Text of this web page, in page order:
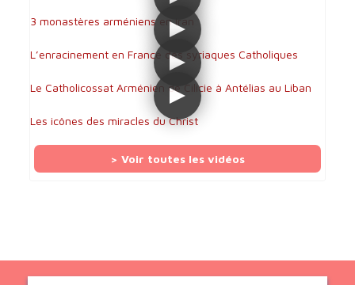
3 monastères arméniens en Iran
L’enracinement en France des syriaques Catholiques
Le Catholicossat Arménien de Cilicie à Antélias au Liban
Les icônes des miracles du Christ
> Voir toutes les vidéos